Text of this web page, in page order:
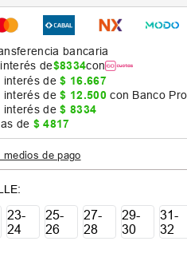
bancaria
de$8334con
interés de$ 16.667
interés de$ 12.500 con Banco
interés de$ 8334
de $ 4817
de pago
23-
24
25-
26
27-
28
29-
30
31-
32